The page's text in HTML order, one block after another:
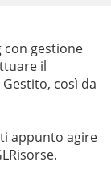
con gestione
il
così da
appunto agire